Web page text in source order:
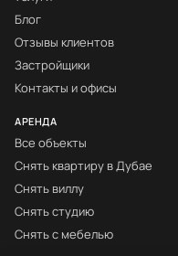
Блог
Отзывы клиентов
Застройщики
Контакты и офисы
АРЕНДА
Все объекты
Снять квартиру в Дубае
Снять виллу
Снять студию
Снять с мебелью